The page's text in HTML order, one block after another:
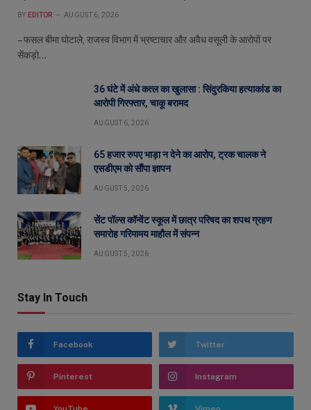
BY EDITOR AUGUST 6, 2026
– फसल बीमा घोटाले, राजस्व विभाग में भ्रष्टाचार और अवैध वसूली के आरोपों पर
सेंकड़ो…
36 घंटे में अंधे कत्ल का खुलासा : सिंदुरकिया हत्याकांड का
आरोपी गिरफ्तार, चाकू बरामद
AUGUST 6, 2026
65 हजार रुपए भाड़ा न देने का आरोप, ट्रक चालक ने
एसडीएम को सौंपा ज्ञापन
AUGUST 5, 2026
सेंट पॉल्स कॉन्वेंट स्कूल में छात्र परिषद का शपथ ग्रहण
समारोह गरिमामय माहौल में संपन्न
AUGUST 5, 2026
Stay In Touch
Facebook Twitter
Pinterest Instagram